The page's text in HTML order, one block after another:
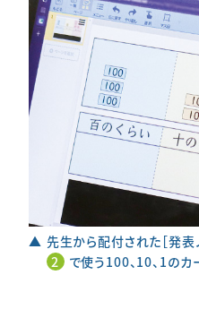
▲ 先生から配付された［発表
2 で使う100、10、1の